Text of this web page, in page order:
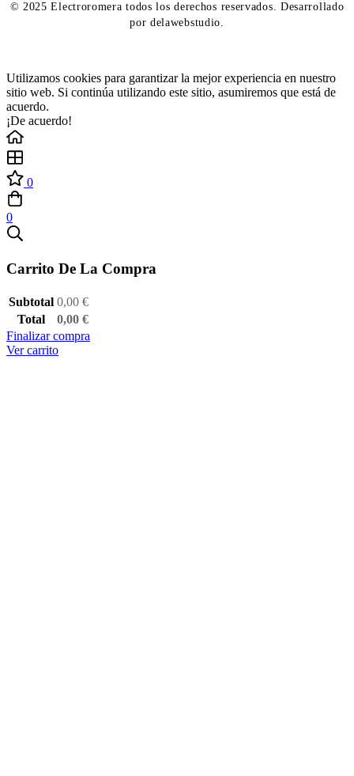
© 2025 Electroromera todos los derechos reservados. Desarrollado
por delawebstudio.
Utilizamos cookies para garantizar la mejor experiencia en nuestro
sitio web. Si continúa utilizando este sitio, asumiremos que está de
acuerdo.
¡De acuerdo!
0
0
Carrito De La Compra
Subtotal 0,00 €
Total
0,00 €
Finalizar compra
Ver carrito